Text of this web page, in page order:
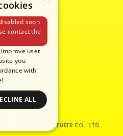
MANUFACTURER CO., LTD.
soon
contact the
user
you
with
ALL